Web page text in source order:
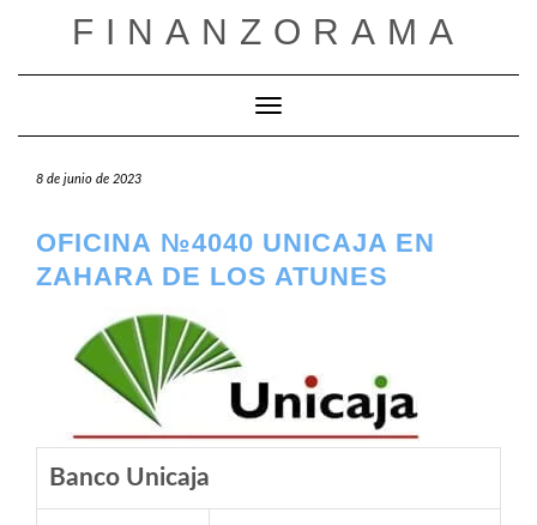
FINANZORAMA
Cambiar modo de navegación
8 de junio de 2023
OFICINA №4040 UNICAJA EN
ZAHARA DE LOS ATUNES
Banco Unicaja